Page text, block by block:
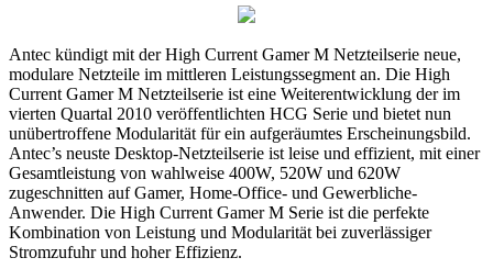
Antec kündigt mit der High Current Gamer M Netzteilserie neue,
modulare Netzteile im mittleren Leistungssegment an. Die High
Current Gamer M Netzteilserie ist eine Weiterentwicklung der im
vierten Quartal 2010 veröffentlichten HCG Serie und bietet nun
unübertroffene Modularität für ein aufgeräumtes Erscheinungsbild.
Antec’s neuste Desktop-Netzteilserie ist leise und effizient, mit einer
Gesamtleistung von wahlweise 400W, 520W und 620W
zugeschnitten auf Gamer, Home-Office- und Gewerbliche-
Anwender. Die High Current Gamer M Serie ist die perfekte
Kombination von Leistung und Modularität bei zuverlässiger
Stromzufuhr und hoher Effizienz.